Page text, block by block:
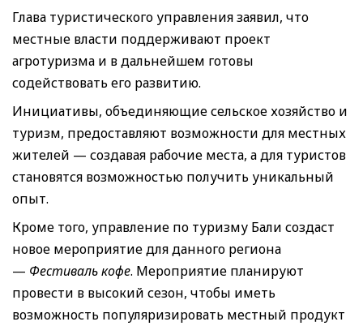
Глава туристического управления заявил, что
местные власти поддерживают проект
агротуризма и в дальнейшем готовы
содействовать его развитию.
Инициативы, объединяющие сельское хозяйство и
туризм, предоставляют возможности для местных
жителей — создавая рабочие места, а для туристов
становятся возможностью получить уникальный
опыт.
Кроме того, управление по туризму Бали создаст
новое мероприятие для данного региона
— Фестиваль кофе. Мероприятие планируют
провести в высокий сезон, чтобы иметь
возможность популяризировать местный продукт